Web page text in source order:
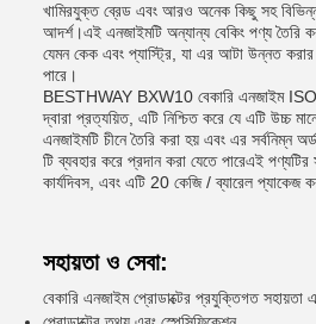
খামিরযুক্ত ব্রেড এবং আরও অনেক কিছু সহ
আদর্শ।এই এনজাইমটি অন্যান্য বেকিং পণ্য তৈরি
যেমন কেক এবং প্যাস্ট্রি, যা এর আটা উন্নত করার
পারে।
BESTHWAY BXW10 বেকারি এনজাইম
দ্বারা প্রত্যয়িত, এটি নিশ্চিত করে যে এটি উচ্চ
এনজাইমটি চীনে তৈরি করা হয় এবং এর সর্বনিম্ন
টি ব্যবহার করে প্রদান করা যেতে পারেএই
কার্যদিবস, এবং এটি 20 কেজি / ব্যারেল প্যাকেজ
সহায়তা ও সেবা:
বেকারি এনজাইম প্রোডাক্টের প্রযুক্তিগত সহায়তা